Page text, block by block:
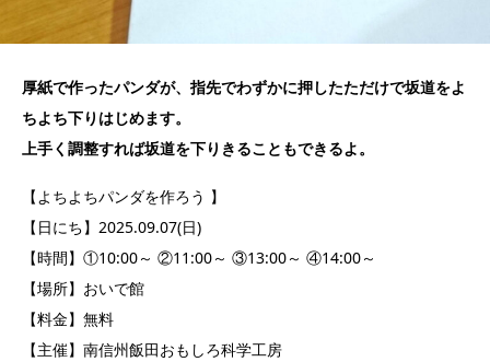
厚紙で作ったパンダが、指先でわずかに押したただけで坂道をよ
ちよち下りはじめます。
上手く調整すれば坂道を下りきることもできるよ。
【よちよちパンダを作ろう 】
【日にち】2025.09.07(日)
【時間】①10:00～ ②11:00～ ③13:00～ ④14:00～
【場所】おいで館
【料金】無料
【主催】南信州飯田おもしろ科学工房